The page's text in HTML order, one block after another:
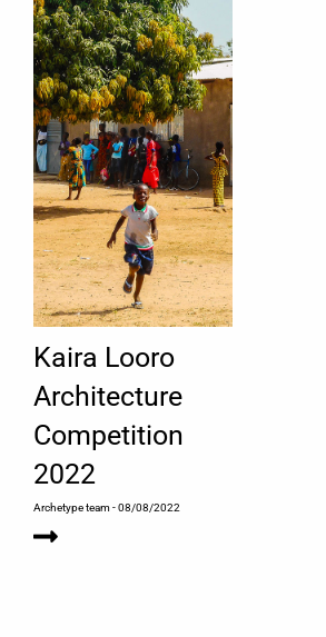
Kaira Looro
Architecture
Competition
2022
Archetype team- 08/08/2022